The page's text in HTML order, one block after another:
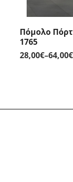
Πόμολο
1765
28,00€–64,00€